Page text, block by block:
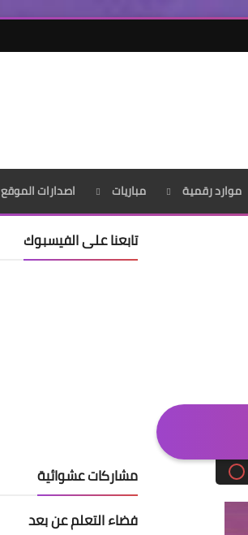
موارد رقمية مباريات اصدارات الموقع
تابعنا على الفيسبوك
مشاركات عشوائية
فضاء التعلم عن بعد